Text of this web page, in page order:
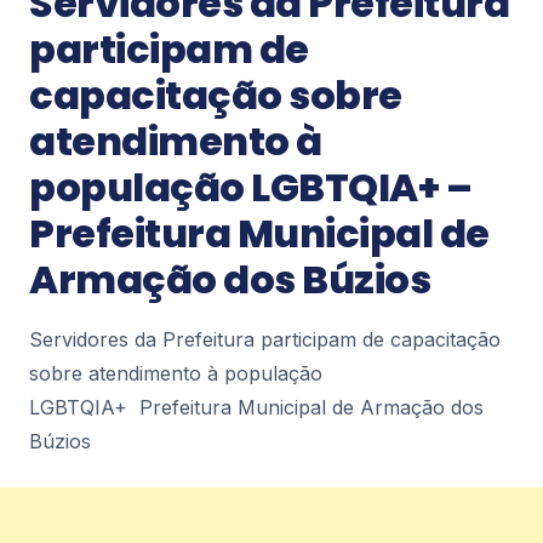
beneficiários em Petrópolis na segunda-feira
(10) diariodepetropolis.com.br
3
Notícias
Petrópolis recebe Encontro Internacional
de Esports nos dias 11 e 12 de agosto –
diariodepetropolis.com.br
Petrópolis recebe Encontro Internacional de
agosto diariodepetropolis.com.br
3
Notícias
Prefeitura realiza simulado de chuvas
fortes no Caxambu –
diariodepetropolis.com.br
Prefeitura realiza simulado de chuvas fortes no
participam de
capacitação sobre
atendimento à
população LGBTQIA+ –
Prefeitura Municipal de
Armação dos Búzios
Servidores da Prefeitura participam de capacitação
sobre atendimento à população
LGBTQIA+ Prefeitura Municipal de Armação dos
Búzios